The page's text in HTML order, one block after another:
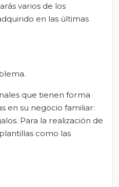
varios de los
en las últimas
que tienen forma
en su negocio familiar:
Para la realización de
como las